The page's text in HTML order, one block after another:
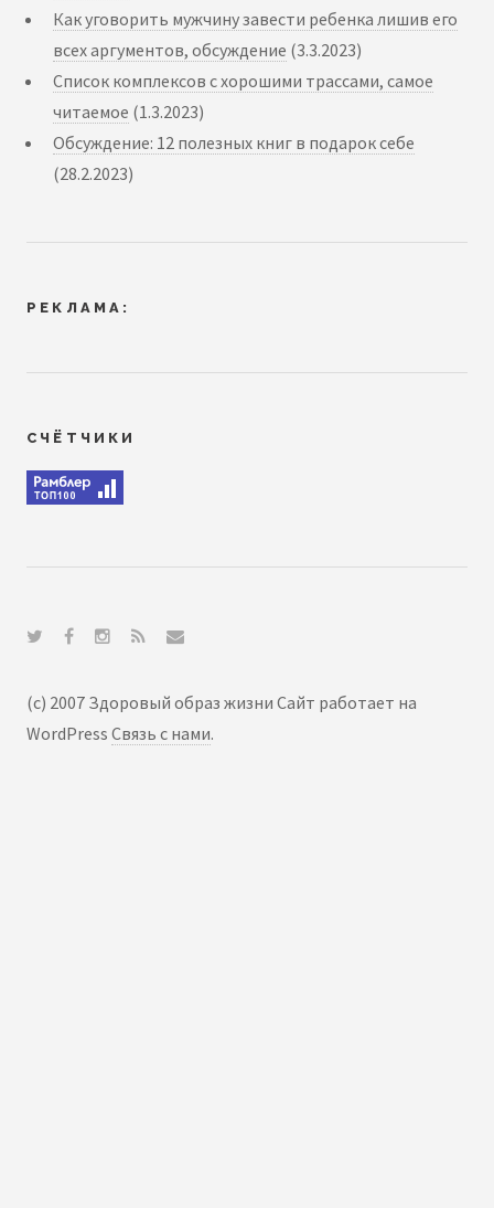
Как уговорить мужчину завести ребенка лишив его
всех аргументов, обсуждение (3.3.2023)
Список комплексов с хорошими трассами, самое
читаемое (1.3.2023)
Обсуждение: 12 полезных книг в подарок себе
(28.2.2023)
РЕКЛАМА:
СЧЁТЧИКИ
(c) 2007 Здоровый образ жизни Сайт работает на
WordPress Связь с нами.